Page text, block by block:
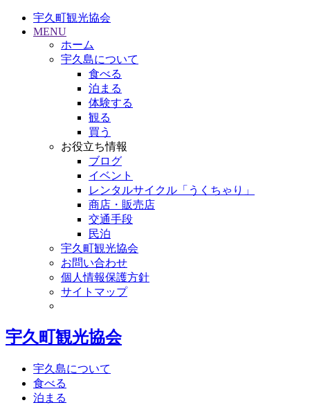
宇久町観光協会
MENU
ホーム
宇久島について
食べる
泊まる
体験する
観る
買う
お役立ち情報
ブログ
イベント
レンタルサイクル「うくちゃり」
商店・販売店
交通手段
民泊
宇久町観光協会
お問い合わせ
個人情報保護方針
サイトマップ
宇久町観光協会
宇久島について
食べる
泊まる